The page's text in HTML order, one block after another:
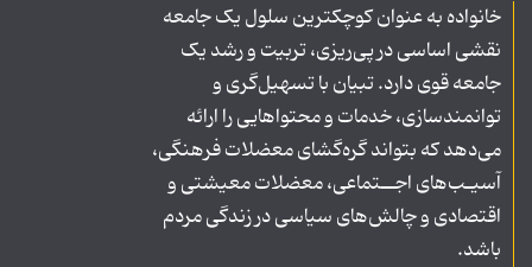
خانواده به عنوان کوچکترین سلول یک جامعه
نقشی اساسی در پی‌ریزی، تربیت و رشد یک
جامعه قوی دارد. تبیان با تسهیل‌گری و
توانمندسازی، خدمات و محتواهایی را ارائه
می‌دهد که بتواند گره‌گشای معضلات فرهنگی،
آسیـب‌های اجــتماعی، معضلات معیشتی و
اقتصادی و چالش‌های سیاسی در زندگی مردم
باشد.